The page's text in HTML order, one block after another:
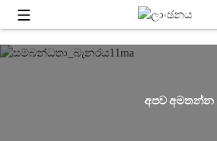
අපව අමතන්න